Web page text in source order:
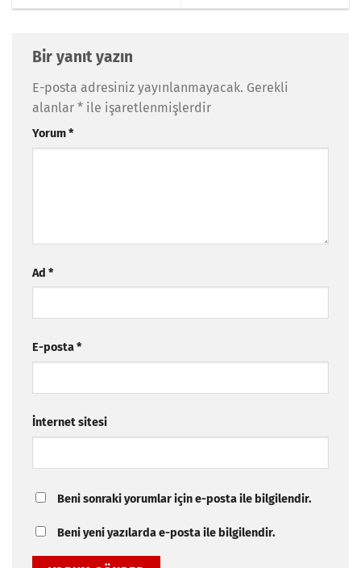
Bir yanıt yazın
E-posta adresiniz yayınlanmayacak. Gerekli
alanlar * ile işaretlenmişlerdir
Yorum*
Ad *
E-posta*
İnternet sitesi
Beni sonraki yorumlar için e-posta ile bilgilendir.
Beni yeni yazılarda e-posta ile bilgilendir.